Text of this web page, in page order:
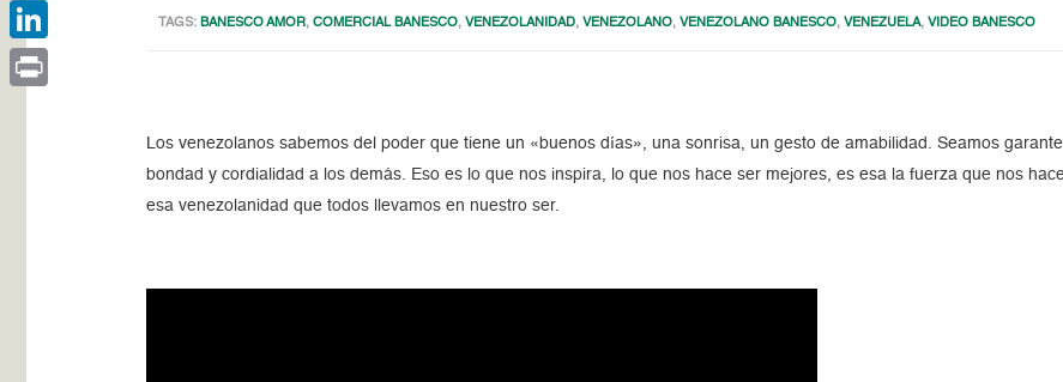
TAGS: BANESCO AMOR,COMERCIAL BANESCO,VENEZOLANIDAD,VENEZOLANO,VENEZOLANO BANESCO,VENEZUELA,VIDEO BANESCO
Los venezolanos sabemos del poder que tiene un «buenos días», una sonrisa, un gesto de amabilidad. Seamos
bondad y cordialidad a los demás. Eso es lo que nos inspira, lo que nos hace ser mejores, es esa la fuerza que nos
esa venezolanidad que todos llevamos en nuestro ser.
Facebook
LinkedIn